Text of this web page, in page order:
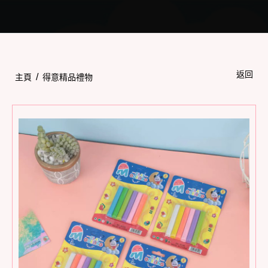
主頁 / 得意精品禮物 返回